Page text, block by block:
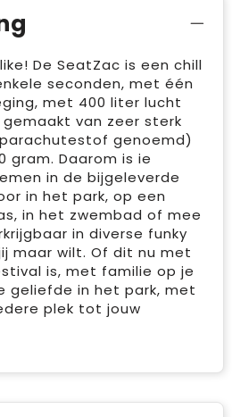
De SeatZac is een chill
seconden, met één
met 400 liter lucht
van zeer sterk
genoemd)
gram. Daarom is ie
in de bijgeleverde
in het park, op een
in het zwembad of mee
in diverse funky
maar wilt. Of dit nu met
is, met familie op je
geliefde in het park, met
plek tot jouw